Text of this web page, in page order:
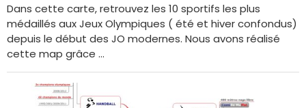
Dans cette carte, retrouvez les 10 sportifs les plus
médaillés aux Jeux Olympiques ( été et hiver confondus)
depuis le début des JO modernes. Nous avons réalisé
cette map grâce …